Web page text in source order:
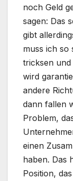
noch Geld
sagen: Das
gibt
muss ich so
tricksen und
wird
andere
dann fallen
Problem,
einen
haben. Das
Position,